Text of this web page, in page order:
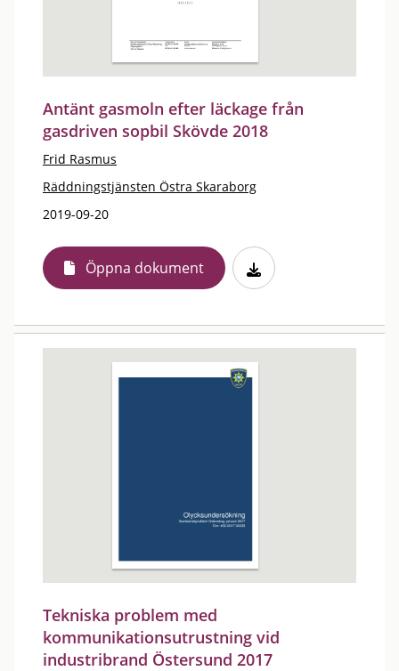
Antänt gasmoln efter läckage från
gasdriven sopbil Skövde 2018
Frid Rasmus
Räddningstjänsten Östra Skaraborg
2019-09-20
Öppna dokument
Tekniska problem med
kommunikationsutrustning vid
industribrand Östersund 2017